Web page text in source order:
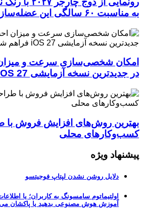
به مناسبت ۶۰ سالگی این عضله‌ساز آمریکایی
امکان شخصی‌سازی سرعت و
در جدیدترین نسخه آزمایشی iOS 27 فراهم شد
بهترین روش‌های افزایش فروش با
کسب‌وکارهای محلی
پیشنهاد ویژه
دلایل روشن نشدن لپتاپ فوجیتسو
اولتیماتوم سامسونگ به کاربران؛ یا
آموزش هوش مصنوعی بدهید یا پاکشان